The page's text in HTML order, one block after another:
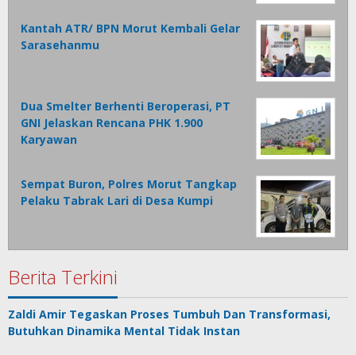
Kantah ATR/ BPN Morut Kembali Gelar
Sarasehanmu
Dua Smelter Berhenti Beroperasi, PT
GNI Jelaskan Rencana PHK 1.900
Karyawan
Sempat Buron, Polres Morut Tangkap
Pelaku Tabrak Lari di Desa Kumpi
Berita Terkini
Zaldi Amir Tegaskan Proses Tumbuh Dan Transformasi,
Butuhkan Dinamika Mental Tidak Instan